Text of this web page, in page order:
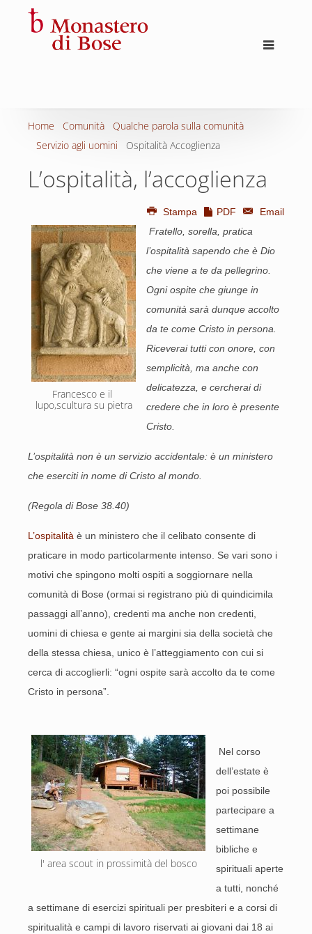
Home Comunità
Qualche parola sulla comunità
Servizio agli uomini
Ospitalità Accoglienza
L’ospitalità, l’accoglienza
Stampa PDF Email
Francesco e il
lupo,scultura su pietra
Fratello, sorella, pratica
l’ospitalità sapendo che è Dio
che viene a te da pellegrino.
Ogni ospite che giunge in
comunità sarà dunque accolto
da te come Cristo in persona.
Riceverai tutti con onore, con
semplicità, ma anche con
delicatezza, e cercherai di
credere che in loro è presente
Cristo.
L’ospitalità non è un servizio accidentale: è un ministero
che eserciti in nome di Cristo al mondo.
(Regola di Bose 38.40)
L’ospitalità è un ministero che il celibato consente di
praticare in modo particolarmente intenso. Se vari sono i
motivi che spingono molti ospiti a soggiornare nella
comunità di Bose (ormai si registrano più di quindicimila
passaggi all’anno), credenti ma anche non credenti,
uomini di chiesa e gente ai margini sia della società che
della stessa chiesa, unico è l’atteggiamento con cui si
cerca di accoglierli: “ogni ospite sarà accolto da te come
Cristo in persona”.
l' area scout in prossimità del bosco
Nel corso
dell’estate è
poi possibile
partecipare a
settimane
bibliche e
spirituali aperte
a tutti, nonché
a settimane di esercizi spirituali per presbiteri e a corsi di
spiritualità e campi di lavoro riservati ai giovani dai 18 ai